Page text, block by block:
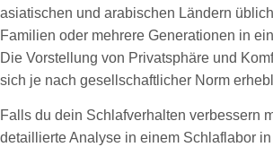
asiatischen und arabischen Ländern
Familien oder mehrere Generationen in
Die Vorstellung von Privatsphäre und
sich je nach gesellschaftlicher Norm
Falls du dein Schlafverhalten verbessern
detaillierte Analyse in einem Schlaflabor